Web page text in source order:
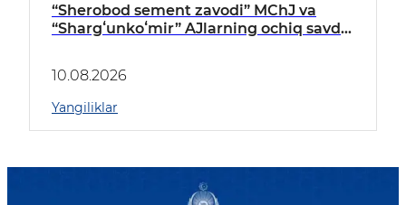
“Sherobod sement zavodi” MChJ va
“Shargʻunkoʻmir” AJlarning ochiq savdo
10.08.2026
Yangiliklar